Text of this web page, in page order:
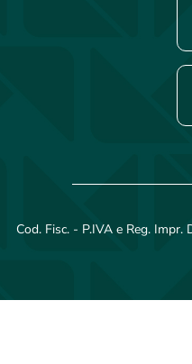
Cod. Fisc. - P.IVA e Reg.